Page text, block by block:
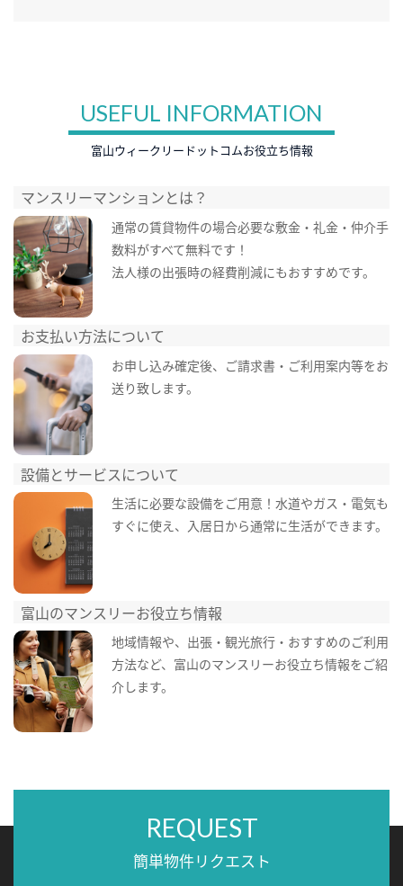
USEFUL INFORMATION
富山ウィークリードットコムお役立ち情報
マンスリーマンションとは？
通常の賃貸物件の場合必要な敷金・礼金・仲介手
数料がすべて無料です！
法人様の出張時の経費削減にもおすすめです。
お支払い方法について
お申し込み確定後、ご請求書・ご利用案内等をお
送り致します。
設備とサービスについて
生活に必要な設備をご用意！水道やガス・電気も
すぐに使え、入居日から通常に生活ができます。
富山のマンスリーお役立ち情報
地域情報や、出張・観光旅行・おすすめのご利用
方法など、富山のマンスリーお役立ち情報をご紹
介します。
REQUEST
簡単物件リクエスト